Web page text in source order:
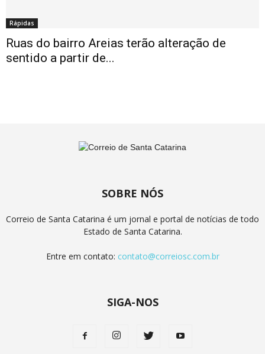
Rápidas
Ruas do bairro Areias terão alteração de
sentido a partir de...
SOBRE NÓS
Correio de Santa Catarina é um jornal e portal de notícias de todo
Estado de Santa Catarina.
Entre em contato: contato@correiosc.com.br
SIGA-NOS